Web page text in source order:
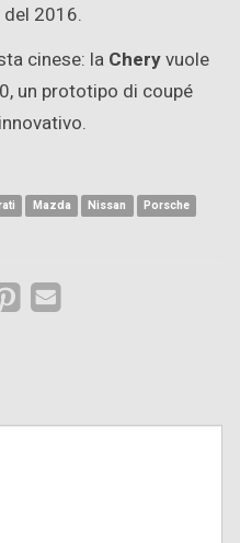
2016.
cinese: la Cheryvuole
un prototipo di coupé
Mazda Nissan
Porsche